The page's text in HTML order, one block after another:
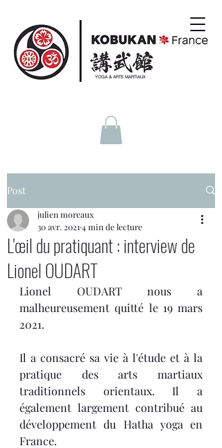
YOGA & ARTS MARTIAUX
Post
L'œil du pratiquant : interview de
Lionel OUDART
julien moreaux
30 avr. 2021 4 min de lecture
Lionel OUDART nous a
malheureusement quitté le 19 mars
2021.
Il a consacré sa vie à l'étude et à la
pratique des arts martiaux
traditionnels orientaux. Il a
également largement contribué au
développement du Hatha yoga en
France.